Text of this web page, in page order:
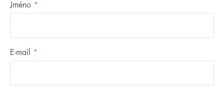
Jméno *
E-mail *